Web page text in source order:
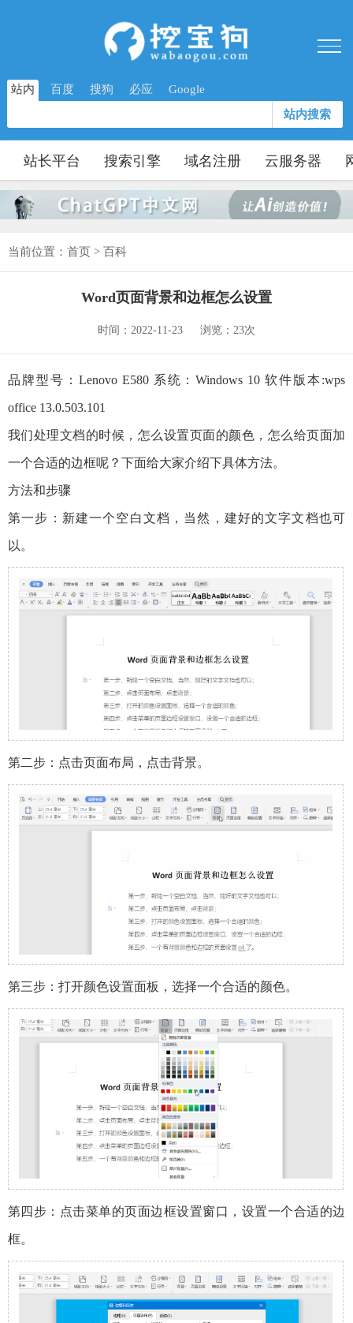
站内 百度 搜狗 必应 Google
站内搜索
站长平台 搜索引擎 域名注册 云服务器
当前位置： 首页 > 百科
Word页面背景和边框怎么设置
时间：2022-11-23 浏览：23次
品牌型号：Lenovo E580 系统：Windows 10 软件版本:wps
office 13.0.503.101
我们处理文档的时候，怎么设置页面的颜色，怎么给页面加
一个合适的边框呢？下面给大家介绍下具体方法。
方法和步骤
第一步：新建一个空白文档，当然，建好的文字文档也可
以。
第二步：点击页面布局，点击背景。
第三步：打开颜色设置面板，选择一个合适的颜色。
第四步：点击菜单的页面边框设置窗口，设置一个合适的边
框。